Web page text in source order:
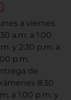
a viernes
a.m. a 1:00
y 2:30 p.m. a
p.m.
de
8:30
a 1:00 p.m. y